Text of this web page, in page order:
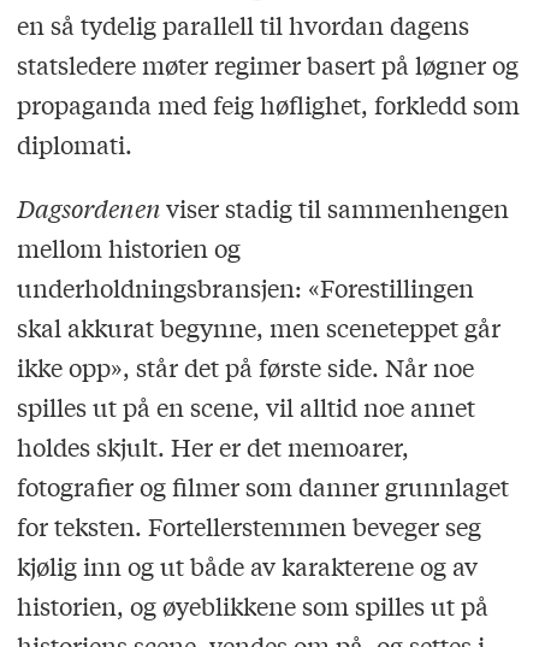
en så tydelig parallell til hvordan dagens
statsledere møter regimer basert på løgner og
propaganda med feig høflighet, forkledd som
diplomati.
Dagsordenenviser stadig til sammenhengen
mellom historien og
underholdningsbransjen: «Forestillingen
skal akkurat begynne, men sceneteppet går
ikke opp», står det på første side. Når noe
spilles ut på en scene, vil alltid noe annet
holdes skjult. Her er det memoarer,
fotografier og filmer som danner grunnlaget
for teksten. Fortellerstemmen beveger seg
kjølig inn og ut både av karakterene og av
historien, og øyeblikkene som spilles ut på